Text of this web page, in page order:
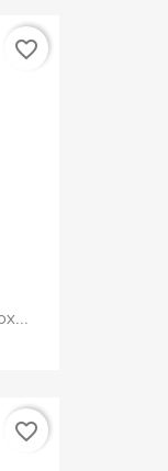
favorite_border
favorite_border